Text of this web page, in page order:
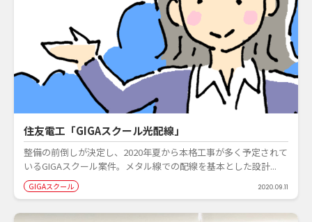
住友電工「GIGAスクール光配線」
整備の前倒しが決定し、2020年夏から本格工事が多く予定されて
いるGIGAスクール案件。メタル線での配線を基本とした設計...
GIGAスクール 2020.09.11